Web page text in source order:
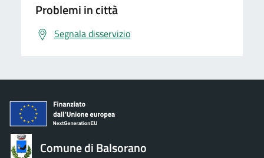
Problemi in città
Segnala disservizio
Comune di Balsorano